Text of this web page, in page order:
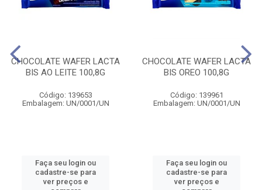
CHOCOLATE WAFER LACTA
BIS AO LEITE 100,8G
Código: 139653
Embalagem: UN/0001/UN
Faça seu login ou
cadastre-se para
ver preços e
CHOCOLATE WAFER LACTA
BIS OREO 100,8G
Código: 139961
Embalagem: UN/0001/UN
Faça seu login ou
cadastre-se para
ver preços e